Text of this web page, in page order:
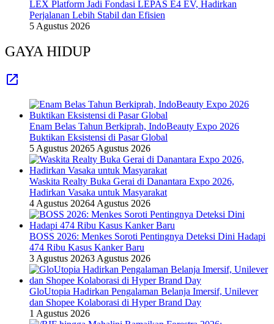
LEX Platform Jadi Fondasi LEPAS E4 EV, Hadirkan
Perjalanan Lebih Stabil dan Efisien
5 Agustus 2026
GAYA HIDUP
Enam Belas Tahun Berkiprah, IndoBeauty Expo 2026
Buktikan Eksistensi di Pasar Global
5 Agustus 20265 Agustus 2026
Waskita Realty Buka Gerai di Danantara Expo 2026,
Hadirkan Vasaka untuk Masyarakat
4 Agustus 20264 Agustus 2026
BOSS 2026: Menkes Soroti Pentingnya Deteksi Dini Hadapi
474 Ribu Kasus Kanker Baru
3 Agustus 20263 Agustus 2026
GloUtopia Hadirkan Pengalaman Belanja Imersif, Unilever
dan Shopee Kolaborasi di Hyper Brand Day
1 Agustus 2026